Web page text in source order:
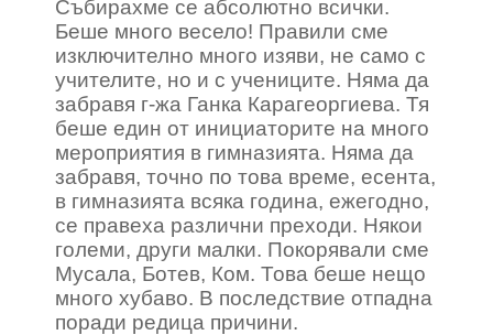
Събирахме се абсолютно всички.
Беше много весело! Правили сме
изключително много изяви, не само с
учителите, но и с учениците. Няма да
забравя г-жа Ганка Карагеоргиева. Тя
беше един от инициаторите на много
мероприятия в гимназията. Няма да
забравя, точно по това време, есента,
в гимназията всяка година, ежегодно,
се правеха различни преходи. Някои
големи, други малки. Покорявали сме
Мусала, Ботев, Ком. Това беше нещо
много хубаво. В последствие отпадна
поради редица причини.